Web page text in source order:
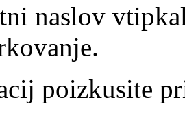
naslov
poizkusite